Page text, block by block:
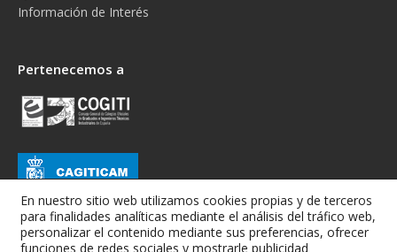
Información de Interés
Pertenecemos a
En nuestro sitio web utilizamos cookies propias y de terceros
para finalidades analíticas mediante el análisis del tráfico web,
personalizar el contenido mediante sus preferencias, ofrecer
funciones de redes sociales y mostrarle publicidad